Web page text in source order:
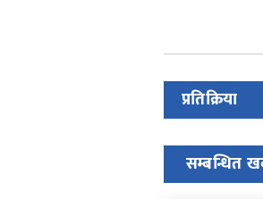
प्रतिक्रिया
सम्बन्धित